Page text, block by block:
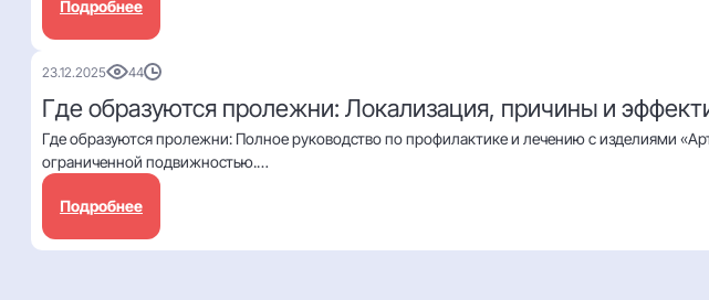
Подробнее
23.12.2025 44
Где образуются пролежни: Локализация, причины и
Где образуются пролежни: Полное руководство по профилактике и лечению с изделиями
ограниченной подвижностью.…
Подробнее